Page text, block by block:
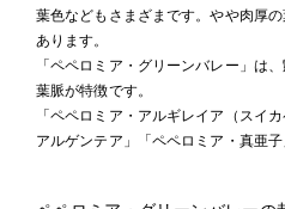
葉色などもさまざまです。やや肉厚
あります。
「ペペロミア・グリーンバレー」は
葉脈が特徴です。
「ペペロミア・アルギレイア（スイ
アルゲンテア」「ペペロミア・真亜